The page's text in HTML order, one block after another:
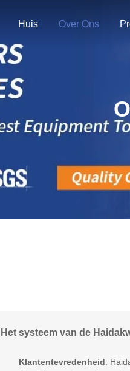
Huis Over Ons
Het systeem van de
Klantentevredenheid: